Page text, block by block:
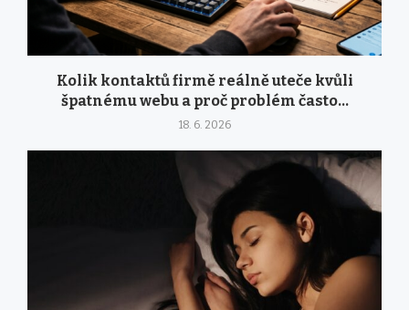
Kolik kontaktů firmě reálně uteče kvůli
špatnému webu a proč problém často...
18. 6. 2026